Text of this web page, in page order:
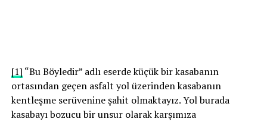
[1] “Bu Böyledir” adlı eserde küçük bir kasabanın
ortasından geçen asfalt yol üzerinden kasabanın
kentleşme serüvenine şahit olmaktayız. Yol burada
kasabayı bozucu bir unsur olarak karşımıza